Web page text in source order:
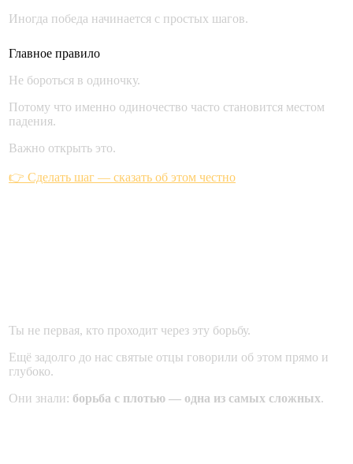
Иногда победа начинается с простых шагов.
Главное правило
Не бороться в одиночку.
Потому что именно одиночество часто становится местом
падения.
Важно открыть это.
👉 Сделать шаг — сказать об этом честно
Ты не первая, кто проходит через эту борьбу.
Ещё задолго до нас святые отцы говорили об этом прямо и
глубоко.
Они знали: борьба с плотью — одна из самых сложных.